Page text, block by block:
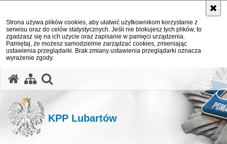
Strona używa plików cookies, aby ułatwić użytkownikom korzystanie z
serwisu oraz do celów statystycznych. Jeśli nie blokujesz tych plików, to
zgadzasz się na ich użycie oraz zapisanie w pamięci urządzenia.
Pamiętaj, że możesz samodzielnie zarządzać cookies, zmieniając
ustawienia przeglądarki. Brak zmiany ustawienia przeglądarki oznacza
wyrażenie zgody.
KPP Lubartów